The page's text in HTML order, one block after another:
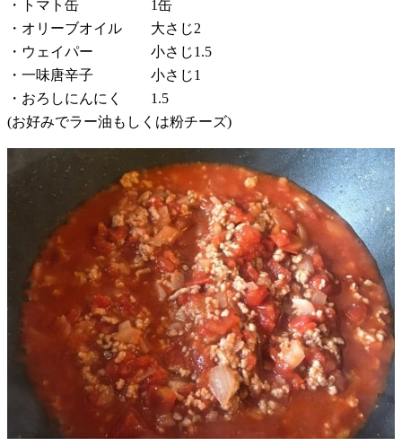
・トマト缶 1缶
・オリーブオイル 大さじ2
・ウェイパー 小さじ1.5
・一味唐辛子 小さじ1
・おろしにんにく 1.5
(お好みでラー油もしくは粉チーズ)